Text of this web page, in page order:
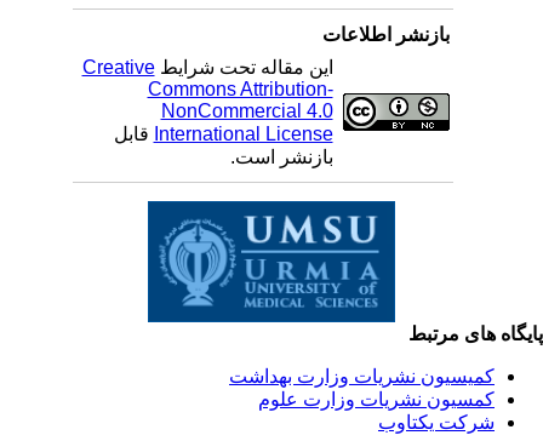
بازنشر اطلاعات
این مقاله تحت شرایطCreative
Commons Attribution-
NonCommercial 4.0
International Licenseقابل
بازنشر است.
های مرتبط
کمیسیون نشریات وزارت بهداشت
کمسیون نشریات وزارت علوم
شرکت یکتاوب